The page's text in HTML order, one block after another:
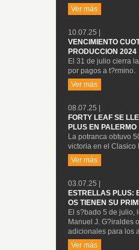
Ver más
10.07.25 |
VENCIMIENTO
PRODUCCION 2024
El 31 de julio cierra
por pagos a t?rmino.
Ver más
08.07.25 |
FORTY LEAF SE
PLUS EN PALERMO
La potranca obtuvo
victoria en el Clasico
Ver más
03.07.25 |
ESTRELLAS PLUS:
OS TIENEN SU
El s?bado 5 de julio,
Manuel J. G?iraldes
adicionales para los
Ver más